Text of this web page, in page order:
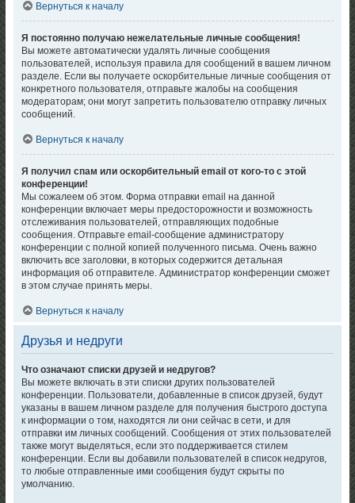
Вернуться к началу
Я постоянно получаю нежелательные личные сообщения!
Вы можете автоматически удалять личные сообщения
пользователей, используя правила для сообщений в вашем личном
разделе. Если вы получаете оскорбительные личные сообщения от
конкретного пользователя, отправьте жалобы на сообщения
модераторам; они могут запретить пользователю отправку личных
сообщений.
Вернуться к началу
Я получил спам или оскорбительный email от кого-то с этой
конференции!
Мы сожалеем об этом. Форма отправки email на данной
конференции включает меры предосторожности и возможность
отслеживания пользователей, отправляющих подобные
сообщения. Отправьте email-сообщение администратору
конференции с полной копией полученного письма. Очень важно
включить все заголовки, в которых содержится детальная
информация об отправителе. Администратор конференции сможет
в этом случае принять меры.
Вернуться к началу
Друзья и недруги
Что означают списки друзей и недругов?
Вы можете включать в эти списки других пользователей
конференции. Пользователи, добавленные в список друзей, будут
указаны в вашем личном разделе для получения быстрого доступа
к информации о том, находятся ли они сейчас в сети, и для
отправки им личных сообщений. Сообщения от этих пользователей
также могут выделяться, если это поддерживается стилем
конференции. Если вы добавили пользователей в список недругов,
то любые отправленные ими сообщения будут скрыты по
умолчанию.